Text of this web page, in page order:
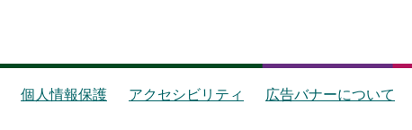
個人情報保護 アクセシビリティ 広告バナーについて